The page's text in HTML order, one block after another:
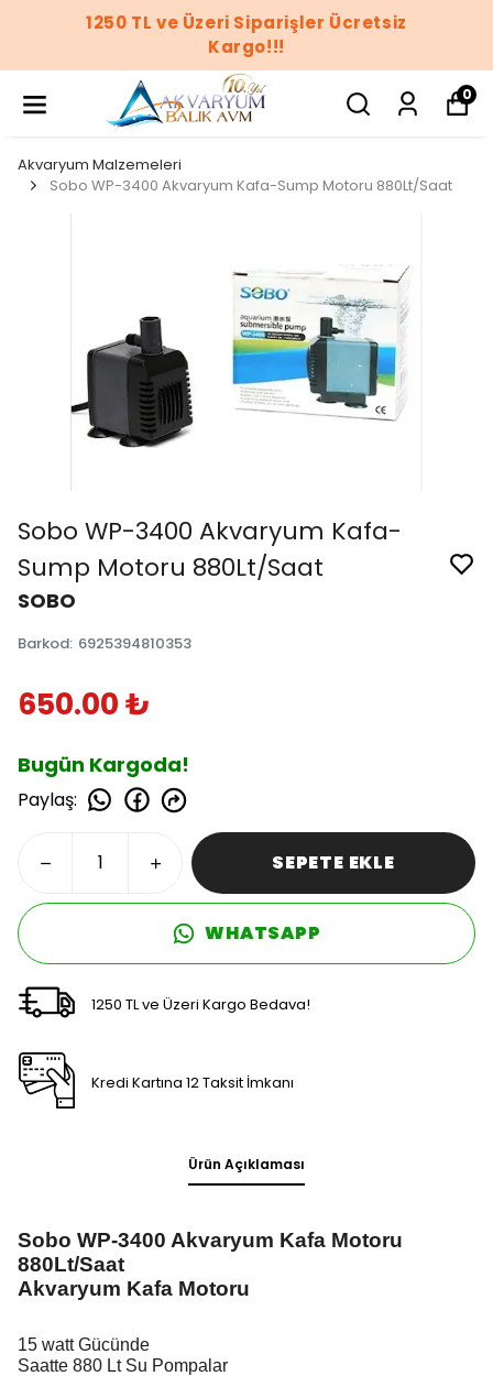
1250 TL ve Üzeri Siparişler Ücretsiz
Kargo!!!
0
Akvaryum Malzemeleri
Sobo WP-3400 Akvaryum Kafa-Sump Motoru 880Lt/Saat
Sobo WP-3400 Akvaryum Kafa-
Sump Motoru 880Lt/Saat
SOBO
Barkod: 6925394810353
650.00 ₺
Bugün Kargoda!
Paylaş:
SEPETE EKLE
WHATSAPP
1250 TL ve Üzeri Kargo Bedava!
Kredi Kartına 12 Taksit İmkanı
Ürün Açıklaması
Sobo WP-3400 Akvaryum Kafa Motoru
880Lt/Saat
Akvaryum Kafa Motoru
15 watt Gücünde
Saatte 880 Lt Su Pompalar